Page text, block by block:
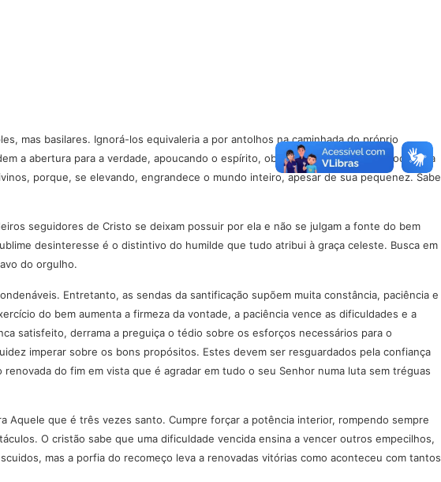
mas basilares. Ignorá-los equivaleria a por antolhos na caminhada do próprio
a abertura para a verdade, apoucando o espírito, obstruindo seu vigor. A procura da
porque, se elevando, engrandece o mundo inteiro, apesar de sua pequenez. Sabe
seguidores de Cristo se deixam possuir por ela e não se julgam a fonte do bem
desinteresse é o distintivo do humilde que tudo atribui à graça celeste. Busca em
do orgulho.
Entretanto, as sendas da santificação supõem muita constância, paciência e
do bem aumenta a firmeza da vontade, a paciência vence as dificuldades e a
satisfeito, derrama a preguiça o tédio sobre os esforços necessários para o
imperar sobre os bons propósitos. Estes devem ser resguardados pela confiança
do fim em vista que é agradar em tudo o seu Senhor numa luta sem tréguas
Aquele que é três vezes santo. Cumpre forçar a potência interior, rompendo sempre
O cristão sabe que uma dificuldade vencida ensina a vencer outros empecilhos,
mas a porfia do recomeço leva a renovadas vitórias como aconteceu com tantos